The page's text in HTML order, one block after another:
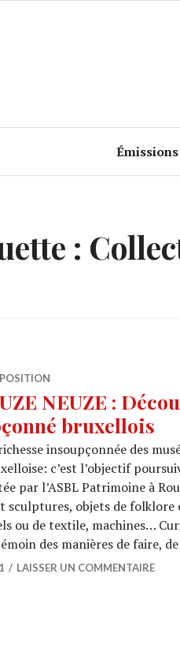
Émissions
:
NEUZE :
bruxellois
insoupçonnée des
c’est l’objectif
par l’ASBL Patrimoine à
sculptures, objets de
ou de textile, machines…
des manières de faire,
LAISSER UN COMMENTAIRE